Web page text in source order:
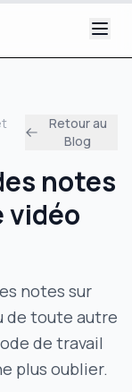
Retour au
Blog
notes
vidéo
notes sur
de toute autre
de travail
plus oublier.